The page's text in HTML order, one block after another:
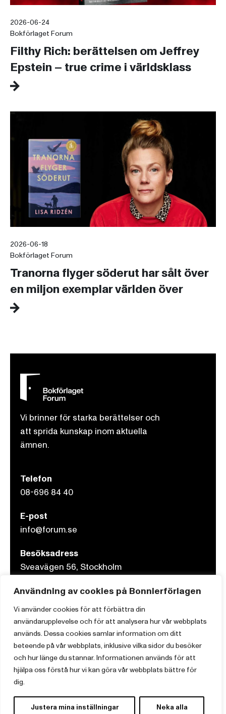
Användning av cookies på Bonnierförlagen
Vi använder cookies för att förbättra din
användarupplevelse och för att analysera hur vår webbplats
används. Dessa cookies samlar information om ditt
beteende på vår webbplats, inklusive vilka sidor du besöker
och hur länge du stannar. Informationen används för att
hjälpa oss förstå hur vi kan göra vår webbplats bättre för
dig.
Justera mina inställningar Neka alla
2026-06-24
Bokförlaget Forum
Filthy Rich: berättelsen om Jeffrey
Epstein – true crime i världsklass
2026-06-18
Bokförlaget Forum
Tranorna flyger söderut har sålt över
en miljon exemplar världen över
Vi brinner för starka berättelser och
att sprida kunskap inom aktuella
ämnen.
Telefon
08-696 84 40
E-post
info@forum.se
Besöksadress
Sveavägen 56, Stockholm
Postadress
Box 3159, 103 63 Stockholm
Om Bonnierförlagen
Cookies
Integritetspolicy